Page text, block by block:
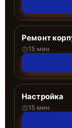
Ремонт
15 мин
Настройка
15 мин